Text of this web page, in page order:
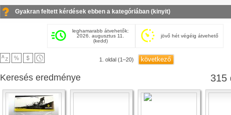
Gyakran feltett kérdések ebben a kategóriában (kinyit)
leghamarabb átvehetők:
2026. augusztus 11.
(kedd)
jövő hét végéig átvehető
1. oldal (1–20) következő
315
Keresés eredménye